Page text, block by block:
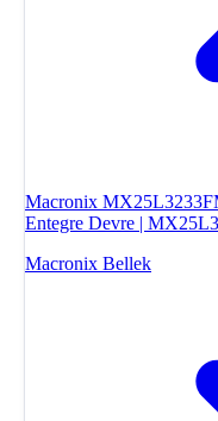
Macronix
Entegre Devre |
Macronix Bellek